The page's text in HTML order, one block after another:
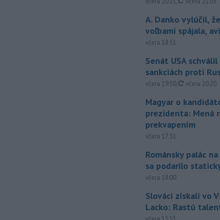
A. Danko vylúčil,
voľbami spájala,
včera 18:51
Senát USA
sankciách proti
včera 19:50, aktualizované
včera 20:20
Magyar o
prezidenta: Mená
prekvapením
včera 17:31
Románsky palác
sa podarilo
včera 18:00
Slováci získali vo
Lacko: Rastú